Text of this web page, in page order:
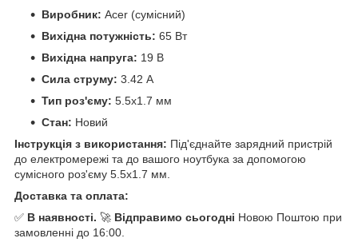
Виробник: Acer (сумісний)
Вихідна потужність: 65 Вт
Вихідна напруга: 19 В
Сила струму: 3.42 А
Тип роз'єму: 5.5x1.7 мм
Стан: Новий
Інструкція з використання: Під'єднайте зарядний пристрій
до електромережі та до вашого ноутбука за допомогою
сумісного роз'єму 5.5x1.7 мм.
Доставка та оплата:
✅ В наявності. 🚀 Відправимо сьогодні Новою Поштою при
замовленні до 16:00.